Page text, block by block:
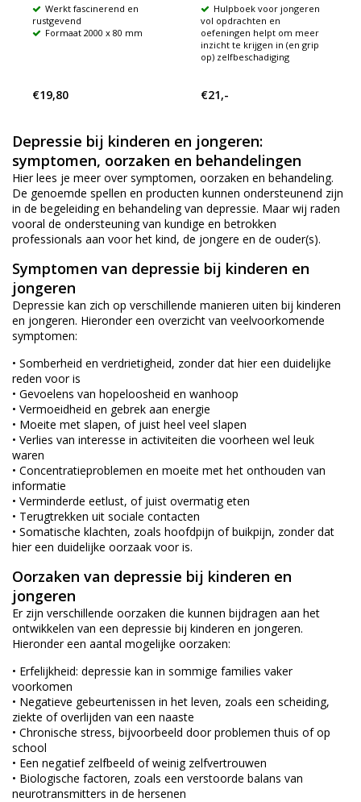
Werkt fascinerend en
rustgevend
Formaat 2000 x 80 mm
€19,80
Hulpboek voor jongeren
vol opdrachten en
oefeningen helpt om meer
inzicht te krijgen in (en grip
op) zelfbeschadiging
€21,-
Depressie bij kinderen en jongeren:
symptomen, oorzaken en behandelingen
Hier lees je meer over symptomen, oorzaken en behandeling.
De genoemde spellen en producten kunnen ondersteunend zijn
in de begeleiding en behandeling van depressie. Maar wij raden
vooral de ondersteuning van kundige en betrokken
professionals aan voor het kind, de jongere en de ouder(s).
Symptomen van depressie bij kinderen en
jongeren
Depressie kan zich op verschillende manieren uiten bij kinderen
en jongeren. Hieronder een overzicht van veelvoorkomende
symptomen:
• Somberheid en verdrietigheid, zonder dat hier een duidelijke
reden voor is
• Gevoelens van hopeloosheid en wanhoop
• Vermoeidheid en gebrek aan energie
• Moeite met slapen, of juist heel veel slapen
• Verlies van interesse in activiteiten die voorheen wel leuk
waren
• Concentratieproblemen en moeite met het onthouden van
informatie
• Verminderde eetlust, of juist overmatig eten
• Terugtrekken uit sociale contacten
• Somatische klachten, zoals hoofdpijn of buikpijn, zonder dat
hier een duidelijke oorzaak voor is.
Oorzaken van depressie bij kinderen en
jongeren
Er zijn verschillende oorzaken die kunnen bijdragen aan het
ontwikkelen van een depressie bij kinderen en jongeren.
Hieronder een aantal mogelijke oorzaken:
• Erfelijkheid: depressie kan in sommige families vaker
voorkomen
• Negatieve gebeurtenissen in het leven, zoals een scheiding,
ziekte of overlijden van een naaste
• Chronische stress, bijvoorbeeld door problemen thuis of op
school
• Een negatief zelfbeeld of weinig zelfvertrouwen
• Biologische factoren, zoals een verstoorde balans van
neurotransmitters in de hersenen